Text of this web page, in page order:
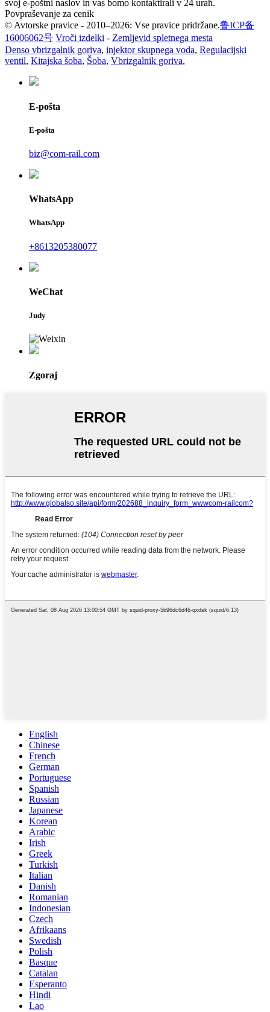
svoj e-poštni naslov in vas bomo kontaktirali v 24 urah.
Povpraševanje za cenik
© Avtorske pravice - 2010–2026: Vse pravice pridržane.鲁ICP备
16006062号 Vroči izdelki - Zemljevid spletnega mesta
Denso vbrizgalnik goriva, injektor skupnega voda, Regulacijski
ventil, Kitajska šoba, Šoba, Vbrizgalnik goriva,
E-pošta
E-pošta
biz@com-rail.com
WhatsApp
WhatsApp
+8613205380077
WeChat
Judy
Zgoraj
English
Chinese
French
German
Portuguese
Spanish
Russian
Japanese
Korean
Arabic
Irish
Greek
Turkish
Italian
Danish
Romanian
Indonesian
Czech
Afrikaans
Swedish
Polish
Basque
Catalan
Esperanto
Hindi
Lao